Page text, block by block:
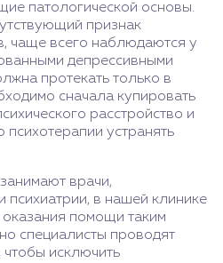
патологической основы.
признак
чаще всего наблюдаются у
депрессивными
протекать только в
сначала купировать
расстройство и
устранять
врачи,
психиатрии, в нашей клинике
оказания помощи таким
специалисты проводят
чтобы исключить